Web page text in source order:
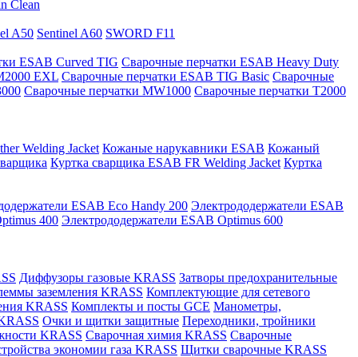
Clean
A50 Sentinel A60 SWORD F11
ESAB Curved TIG Сварочные перчатки ESAB Heavy Duty
EXL Сварочные перчатки ESAB TIG Basic Сварочные
Сварочные перчатки MW1000 Сварочные перчатки T2000
Welding Jacket Кожаные нарукавники ESAB Кожаный
Куртка сварщика ESAB FR Welding Jacket Куртка
ESAB Eco Handy 200 Электрододержатели ESAB
400 Электрододержатели ESAB Optimus 600
Диффузоры газовые KRASS Затворы предохранительные
заземления KRASS Комплектующие для сетевого
KRASS Комплекты и посты GCE Манометры,
Очки и щитки защитные Переходники, тройники
KRASS Сварочная химия KRASS Сварочные
экономии газа KRASS Щитки сварочные KRASS